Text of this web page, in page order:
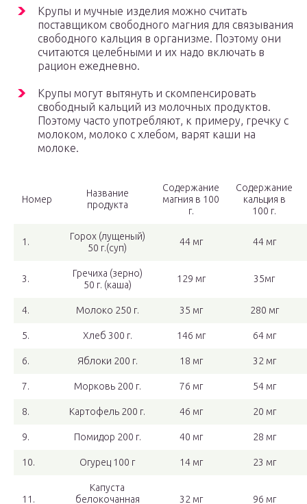
Крупы и мучные изделия можно считать
поставщиком свободного магния для связывания
свободного кальция в организме. Поэтому они
считаются целебными и их надо включать в
рацион ежедневно.
Крупы могут вытянуть и скомпенсировать
свободный кальций из молочных продуктов.
Поэтому часто употребляют, к примеру, гречку с
молоком, молоко с хлебом, варят каши на
молоке.
Номер
Название
продукта
Содержание
магния в 100
г.
Содержание
кальция в
100 г.
1.
Горох (лущеный)
50 г.(суп)
44 мг 44 мг
3.
Гречиха (зерно)
50 г. (каша)
129 мг 35мг
4. Молоко 250 г. 35 мг 280 мг
5. Хлеб 300 г. 146 мг 64 мг
6. Яблоки 200 г. 18 мг 32 мг
7. Морковь 200 г. 76 мг 54 мг
8. Картофель 200 г. 46 мг 20 мг
9. Помидор 200 г. 40 мг 28 мг
10. Огурец 100 г 14 мг 23 мг
11.
Капуста
белокочанная
32 мг 96 мг